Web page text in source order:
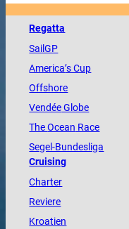
Regatta
SailGP
America’s Cup
Offshore
VendéeGlobe
TheOcean Race
Segel-Bundesliga
Cruising
Charter
Reviere
Kroatien